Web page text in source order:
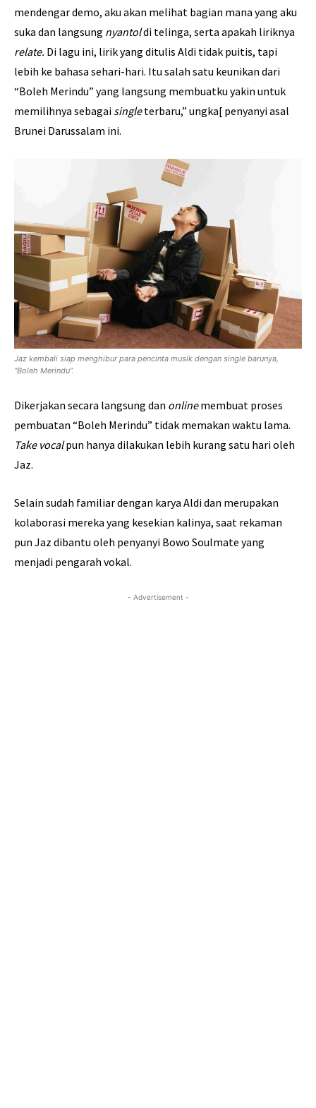
mendengar demo, aku akan melihat bagian mana yang aku
suka dan langsung nyantoldi telinga, serta apakah liriknya
relate. Di lagu ini, lirik yang ditulis Aldi tidak puitis, tapi
lebih ke bahasa sehari-hari. Itu salah satu keunikan dari
“Boleh Merindu” yang langsung membuatku yakin untuk
memilihnya sebagai singleterbaru,” ungka[ penyanyi asal
Brunei Darussalam ini.
Jaz kembali siap menghibur para pencinta musik dengan single barunya,
“Boleh Merindu”.
Dikerjakan secara langsung dan onlinemembuat proses
pembuatan “Boleh Merindu” tidak memakan waktu lama.
Take vocalpun hanya dilakukan lebih kurang satu hari oleh
Jaz.
Selain sudah familiar dengan karya Aldi dan merupakan
kolaborasi mereka yang kesekian kalinya, saat rekaman
pun Jaz dibantu oleh penyanyi Bowo Soulmate yang
menjadi pengarah vokal.
- Advertisement -